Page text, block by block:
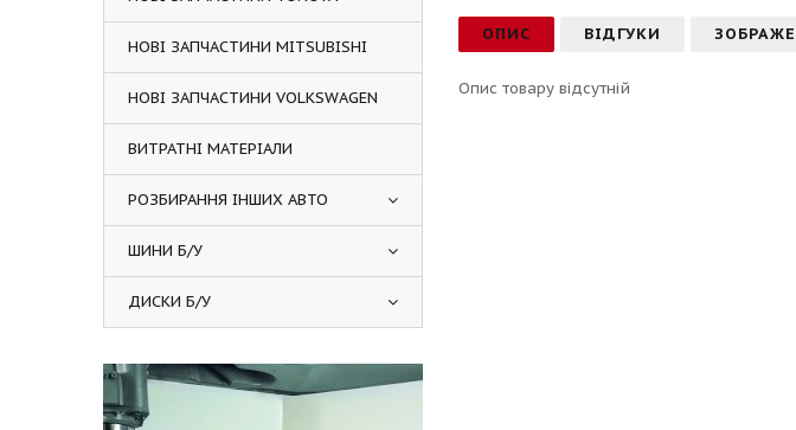
ОПИС ВІДГУКИ
Опис товару відсутній
НОВІ ЗАПЧАСТИНИ MITSUBISHI
НОВІ ЗАПЧАСТИНИ VOLKSWAGEN
ВИТРАТНІ МАТЕРІАЛИ
РОЗБИРАННЯ ІНШИХ АВТО
ШИНИ Б/У
ДИСКИ Б/У